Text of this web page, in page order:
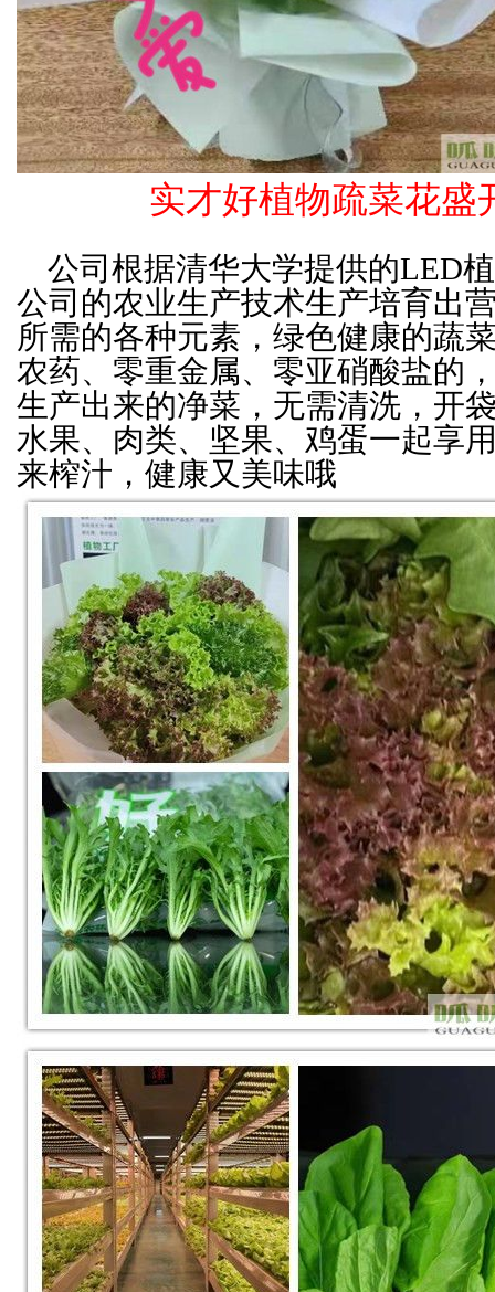
实才好植物疏菜花盛
公司根据清华大学提供的LED
公司的农业生产技术生产培育出
所需的各种元素，绿色健康的蔬
农药、零重金属、零亚硝酸盐的
生产出来的净菜，无需清洗，开
水果、肉类、坚果、鸡蛋一起享
来榨汁，健康又美味哦